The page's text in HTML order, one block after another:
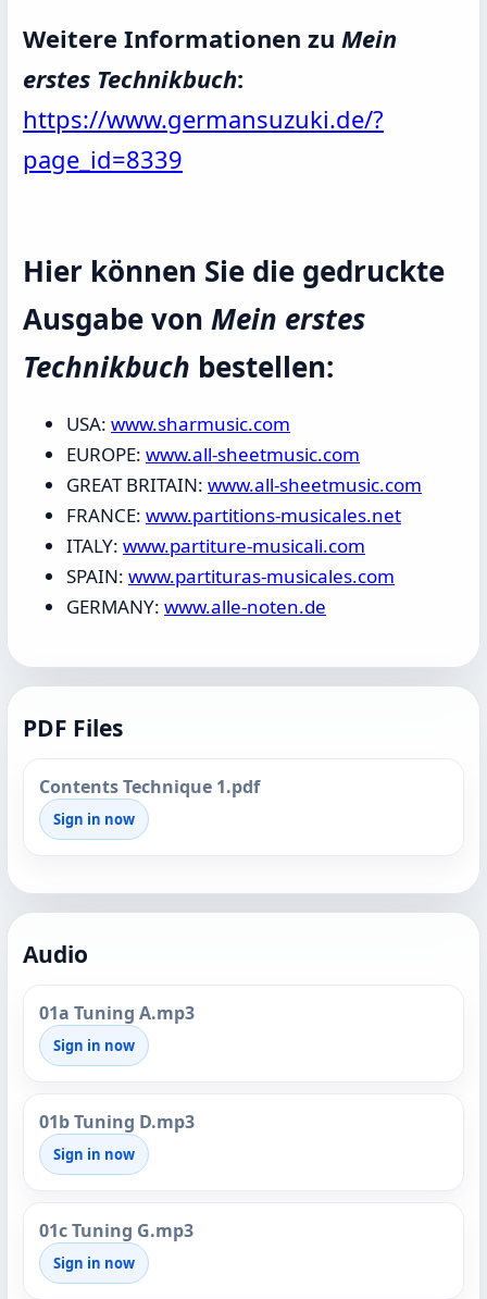
Weitere Informationen zu Mein
erstes Technikbuch:
https://www.germansuzuki.de/?
page_id=8339
Hier können Sie die gedruckte
Ausgabe von Mein erstes
Technikbuch bestellen:
USA: www.sharmusic.com
EUROPE: www.all-sheetmusic.com
GREAT BRITAIN: www.all-sheetmusic.com
FRANCE: www.partitions-musicales.net
ITALY: www.partiture-musicali.com
SPAIN: www.partituras-musicales.com
GERMANY: www.alle-noten.de
PDF Files
Contents Technique 1.pdf
Sign in now
Audio
01a Tuning A.mp3
Sign in now
01b Tuning D.mp3
Sign in now
01c Tuning G.mp3
Sign in now